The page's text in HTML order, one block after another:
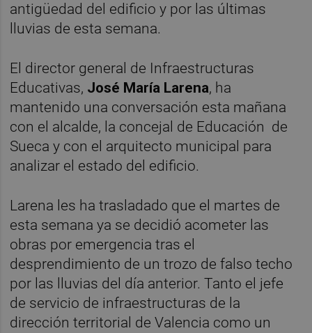
antigüedad del edificio y por las últimas
lluvias de esta semana.
El director general de Infraestructuras
Educativas, José María Larena, ha
mantenido una conversación esta mañana
con el alcalde, la concejal de Educación de
Sueca y con el arquitecto municipal para
analizar el estado del edificio.
Larena les ha trasladado que el martes de
esta semana ya se decidió acometer las
obras por emergencia tras el
desprendimiento de un trozo de falso techo
por las lluvias del día anterior. Tanto el jefe
de servicio de infraestructuras de la
dirección territorial de Valencia como un